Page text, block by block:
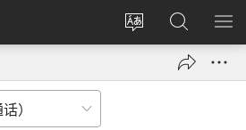
更
登
录
（打
搜
索
JW.ORG
显